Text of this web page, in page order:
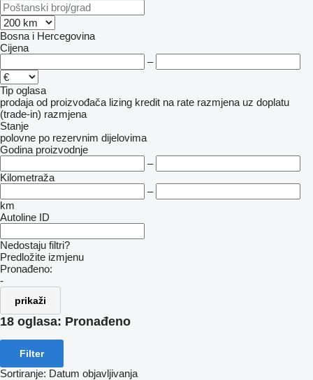
Bosna i Hercegovina
Cijena
–
Tip oglasa
prodaja od proizvođača lizing kredit na rate razmjena uz doplatu
(trade-in) razmjena
Stanje
polovne po rezervnim dijelovima
Godina proizvodnje
–
Kilometraža
–
km
Autoline ID
Nedostaju filtri?
Predložite izmjenu
Pronađeno:
-
prikaži
18 oglasa: Pronađeno
Filter
Sortiranje: Datum objavljivanja